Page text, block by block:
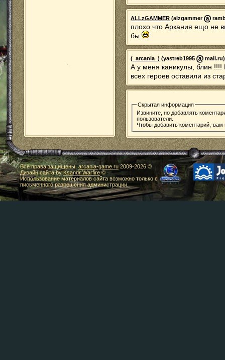
ALLzGAMMER (alzgammer
плохо что Аркания ещо не
бы
(_arcania_) (yastreb1995
А у меня каникулы, блин !!!!
всех героев оставили из
Скрытая информация
Извините, но добавлять
пользователи.
Чтобы добавить коментарий,-
Все права защищены,arcania-game.ru2009-2026 ©
Дизайн сайта byKsandr Warfire©
Использование материалов сайта возможно только с
письменного разрешения администрации.